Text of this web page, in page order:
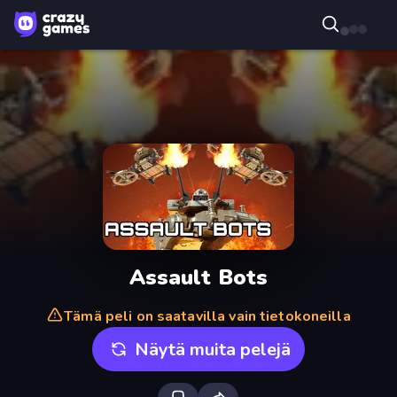
Assault Bots
Tämä peli on saatavilla vain tietokoneilla
Näytä muita pelejä